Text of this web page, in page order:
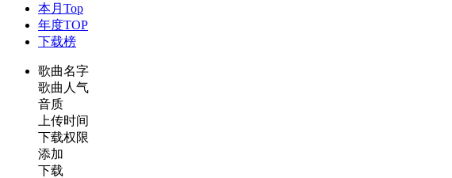
本月Top
年度TOP
下载榜
歌曲名字
歌曲人气
音质
上传时间
下载权限
添加
下载